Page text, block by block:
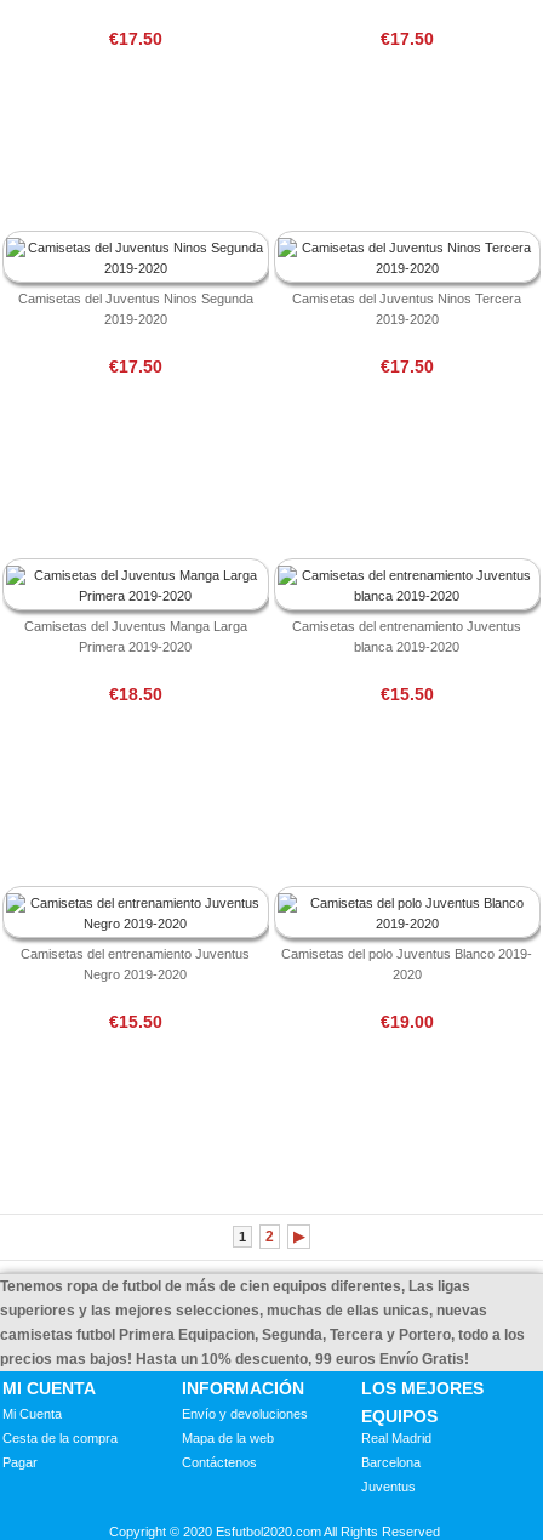
€17.50 €17.50
Camisetas del Juventus Ninos Segunda
2019-2020
€17.50
Camisetas del Juventus Ninos Tercera
2019-2020
€17.50
Camisetas del Juventus Manga Larga
Primera 2019-2020
€18.50
Camisetas del entrenamiento Juventus
blanca 2019-2020
€15.50
Camisetas del entrenamiento Juventus
Negro 2019-2020
€15.50
Camisetas del polo Juventus Blanco 2019-
2020
€19.00
1 2 ▶
Tenemos ropa de futbol de más de cien equipos diferentes, Las ligas
superiores y las mejores selecciones, muchas de ellas unicas, nuevas
camisetas futbol Primera Equipacion, Segunda, Tercera y Portero, todo a los
precios mas bajos! Hasta un 10% descuento, 99 euros Envío Gratis!
MI CUENTA
Mi Cuenta
Cesta de la compra
Pagar
INFORMACIÓN
Envío y devoluciones
Mapa de la web
Contáctenos
LOS MEJORES
EQUIPOS
Real Madrid
Barcelona
Juventus
Copyright © 2020 Esfutbol2020.com All Rights Reserved